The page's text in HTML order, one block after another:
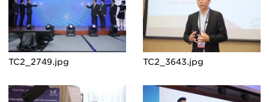
TC2_2749.jpg TC2_3643.jpg